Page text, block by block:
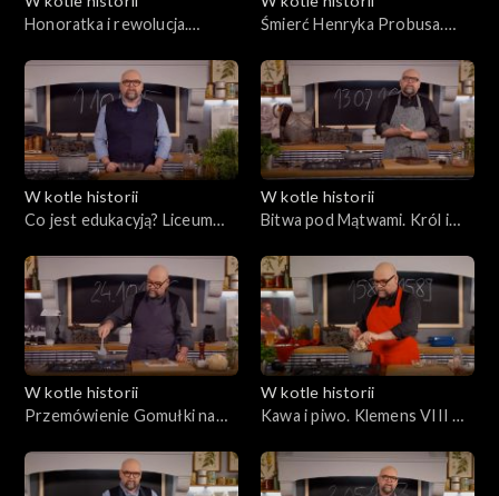
Honoratka i rewolucja.
warszawskiej kawiarni XIX w.
Śmierć Henryka Probusa.
W kotle historii
Co jest edukacyją? Liceum
podwoje. Szkolna stołówka –
obficie i nowocześnie
W kotle historii
Bitwa pod Mątwami. Król i
Rzeczypospolitej
W kotle historii
Przemówienie Gomułki na
W kotle historii
Kawa i piwo. Klemens VIII w
Varka!